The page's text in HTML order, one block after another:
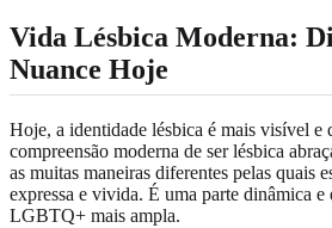
Vida Lésbica Moderna:
Nuance Hoje
Hoje, a identidade lésbica é mais visível e
compreensão moderna de ser lésbica
as muitas maneiras diferentes pelas quais
expressa e vivida. É uma parte dinâmica e
LGBTQ+ mais ampla.